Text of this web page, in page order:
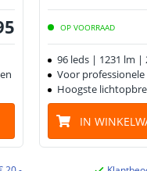
OP VOORRAAD
96 leds | 1231 lm |
Voor
Hoogste
IN